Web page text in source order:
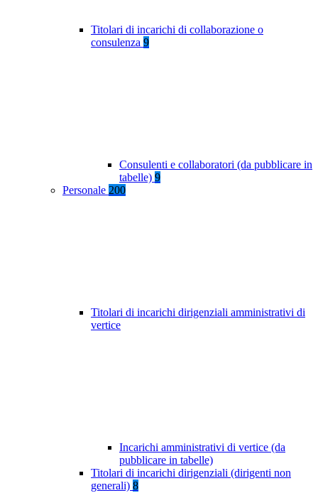
Titolari di incarichi di collaborazione o
consulenza 9
Consulenti e collaboratori (da pubblicare in
tabelle) 9
Personale 200
Titolari di incarichi dirigenziali amministrativi di
vertice
Incarichi amministrativi di vertice (da
pubblicare in tabelle)
Titolari di incarichi dirigenziali (dirigenti non
generali) 8